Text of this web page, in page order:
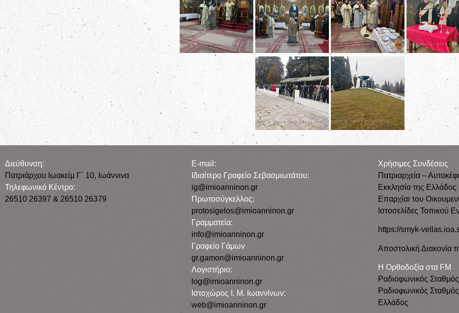
Διεύθυνση:
Πατριάρχου Ιωακείμ Γ΄ 10, Iωάννινα
Τηλεφωνικό Κέντρο:
26510 26397 & 26510 26379
E-mail:
Iδιαίτερο Γραφείο Σεβασμιωτάτου:
ig@imioanninon.gr
Πρωτοσύγκελλος:
protosigelos@imioanninon.gr
Γραμματεία:
info@imioanninon.gr
Γραφείο Γάμων
gr.gamon@imioanninon.gr
Λογιστήριο:
log@imioanninon.gr
Ιστοχώρος Ι. Μ. Ιωαννίνων:
web@imioanninon.gr
Χρήσιμες Συνδέσεις
Πατριαρχεία –
Εκκλησία της Ελλάδος
Επαρχίαι του
Ιστοσελίδες Τοπικού
https://smyk-
Αποστολική Διακονία
Η Ορθοδοξία στα FM
Ραδιοφωνικός
Ραδιοφωνικός
Ελλάδος